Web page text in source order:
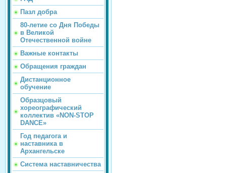
Пазл добра
80-летие со Дня Победы
в Великой
Отечественной войне
Важные контакты
Обращения граждан
Дистанционное
обучение
Образцовый
хореографический
коллектив «NON-STOP
DANCE»
Год педагога и
наставника в
Архангельске
Система наставничества